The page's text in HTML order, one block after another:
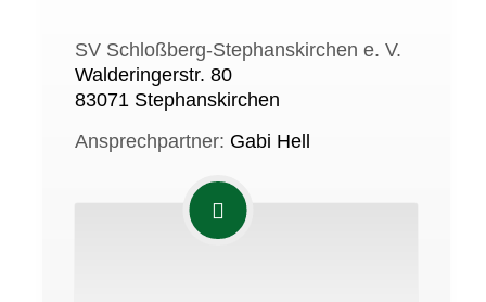
SV Schloßberg-Stephanskirchen e. V.
Walderingerstr. 80
83071 Stephanskirchen
Ansprechpartner: Gabi Hell